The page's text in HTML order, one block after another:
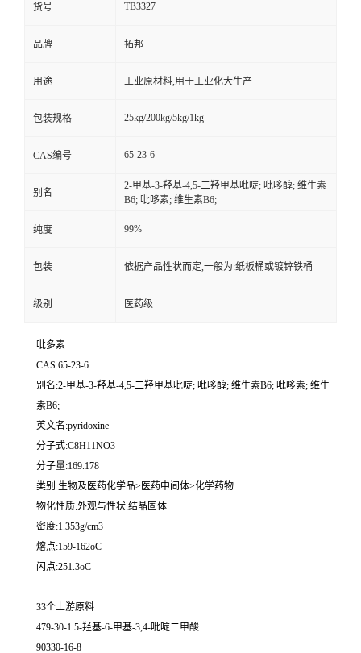
货号 TB3327
品牌 拓邦
用途 工业原材料,用于工业化大生产
包装规格 25kg/200kg/5kg/1kg
CAS编号 65-23-6
别名
2-甲基-3-羟基-4,5-二羟甲基吡啶; 吡哆醇; 维生素
B6; 吡哆素; 维生素B6;
纯度 99%
包装 依据产品性状而定,一般为:纸板桶或镀锌铁桶
级别 医药级
吡多素
CAS:65-23-6
别名:2-甲基-3-羟基-4,5-二羟甲基吡啶; 吡哆醇; 维生素B6; 吡哆素; 维生
素B6;
英文名:pyridoxine
分子式:C8H11NO3
分子量:169.178
类别:生物及医药化学品>医药中间体>化学药物
物化性质:外观与性状:结晶固体
密度:1.353g/cm3
熔点:159-162oC
闪点:251.3oC
33个上游原料
479-30-1 5-羟基-6-甲基-3,4-吡啶二甲酸
90330-16-8